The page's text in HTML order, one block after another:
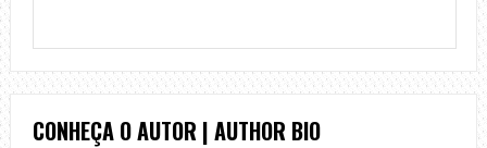
CONHEÇA O AUTOR | AUTHOR BIO